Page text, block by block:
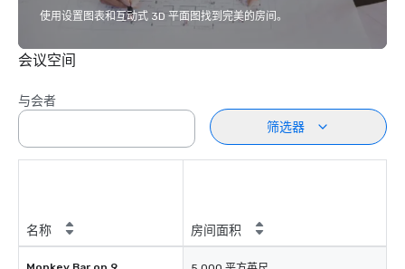
使用设置图表和互动式 3D 平面图找到完美的房间。
会议空间
与会者
筛选器
名称 房间面积